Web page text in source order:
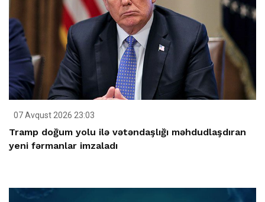
07 Avqust 2026 23:03
Tramp doğum yolu ilə vətəndaşlığı məhdudlaşdıran
yeni fərmanlar imzaladı